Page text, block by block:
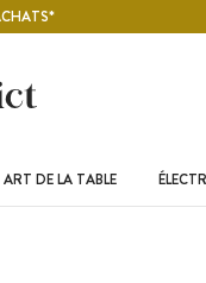
ART DE LA TABLE